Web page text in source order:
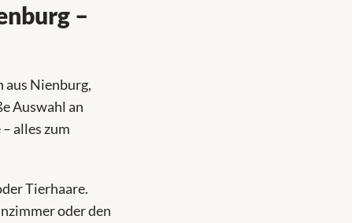
–
aus Nienburg,
Auswahl an
alles zum
Tierhaare.
oder den